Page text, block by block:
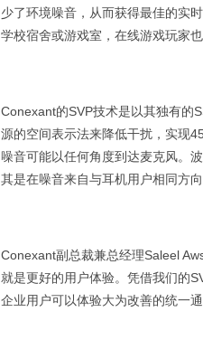
少了环境噪音，从而获得最佳的实
学校宿舍或游戏室，在线游戏玩家
Conexant的SVP技术是以其独有的
源的空间表示法来降低干扰，实现
噪音可能以任何角度到达麦克风。
其是在噪音来自与耳机用户相同方向
Conexant副总裁兼总经理Saleel
就是更好的用户体验。凭借我们的
企业用户可以体验大为改善的统一